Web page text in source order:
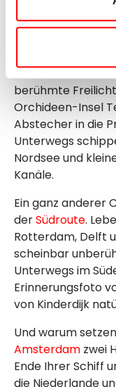
Amsterdam
ImNorden der
berühmte
Orchideen-Insel
Abstecher in die
Unterwegs
Nordsee und
Kanäle.
Ein ganz anderer
derSüdroute.
Rotterdam, Delft
scheinbar
Unterwegs im
Erinnerungsfoto
von Kinderdijk
Und warum
Amsterdam zwei
Ende Ihrer Schiff
die Niederlande